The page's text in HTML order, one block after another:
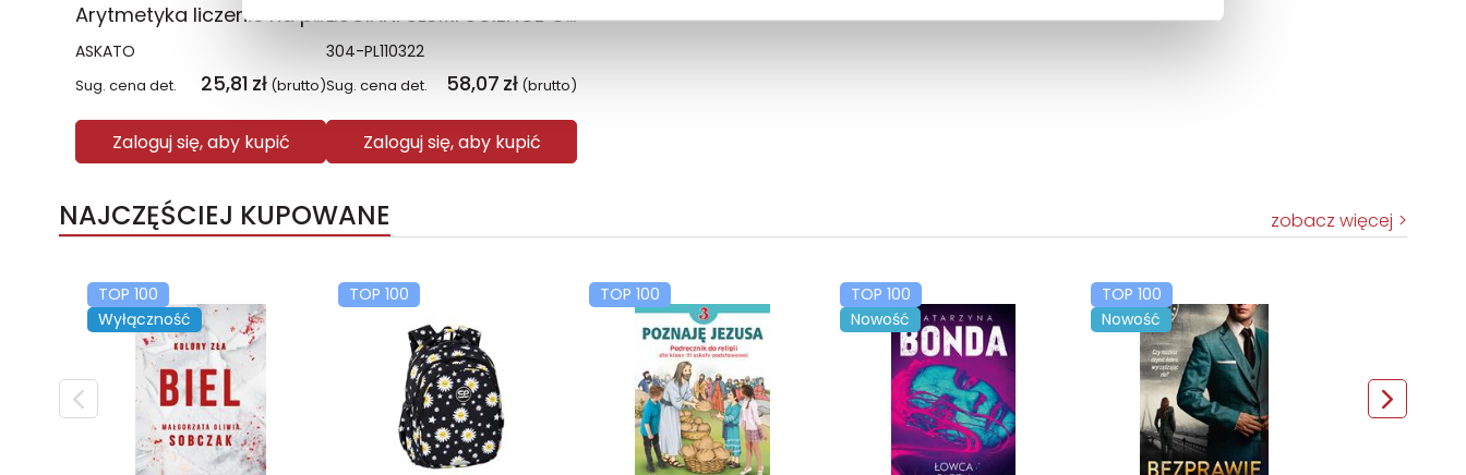
Arytmetyka liczenie na palcach
ASKATO
Sug. cena det. 25,81 zł (brutto)
Zaloguj się, aby kupić
LISCIANI SLUMI SCIENCE GNIOTEK AKSOLOTL.
304-PL110322
Sug. cena det. 58,07 zł (brutto)
Zaloguj się, aby kupić
NAJCZĘŚCIEJ KUPOWANE zobacz więcej
TOP 100
Wyłączność
TOP 100 TOP 100
TOP 100
Nowość
TOP 100
Nowość